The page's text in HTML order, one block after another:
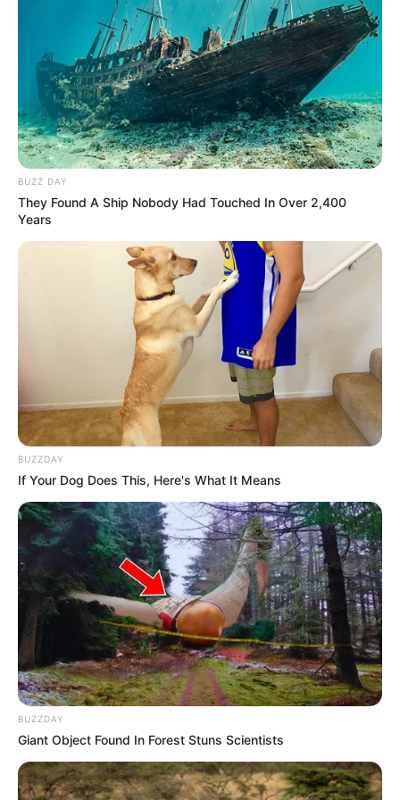
és a magyarországi bejelentővédelmi szabályozás
magyarországi működőképességének éles tesztje
lesz. A hatályos törvények szerint ugyanis már a
meggyanúsítása is kétséges alapokon nyugszik, ha
pedig ennél is nagyobb joghátrány éri, az az egyik
legfontosabb visszaélések elleni jogszabályunk
teljes csődjét jelzi.
A lap arra emlékeztet, az Európai Parlament 2019-
BUZZ DAY
They Found A Ship Nobody Had Touched In Over 2,400
Years
BUZZDAY
If Your Dog Does This, Here's What It Means
BUZZDAY
Giant Object Found In Forest Stuns Scientists